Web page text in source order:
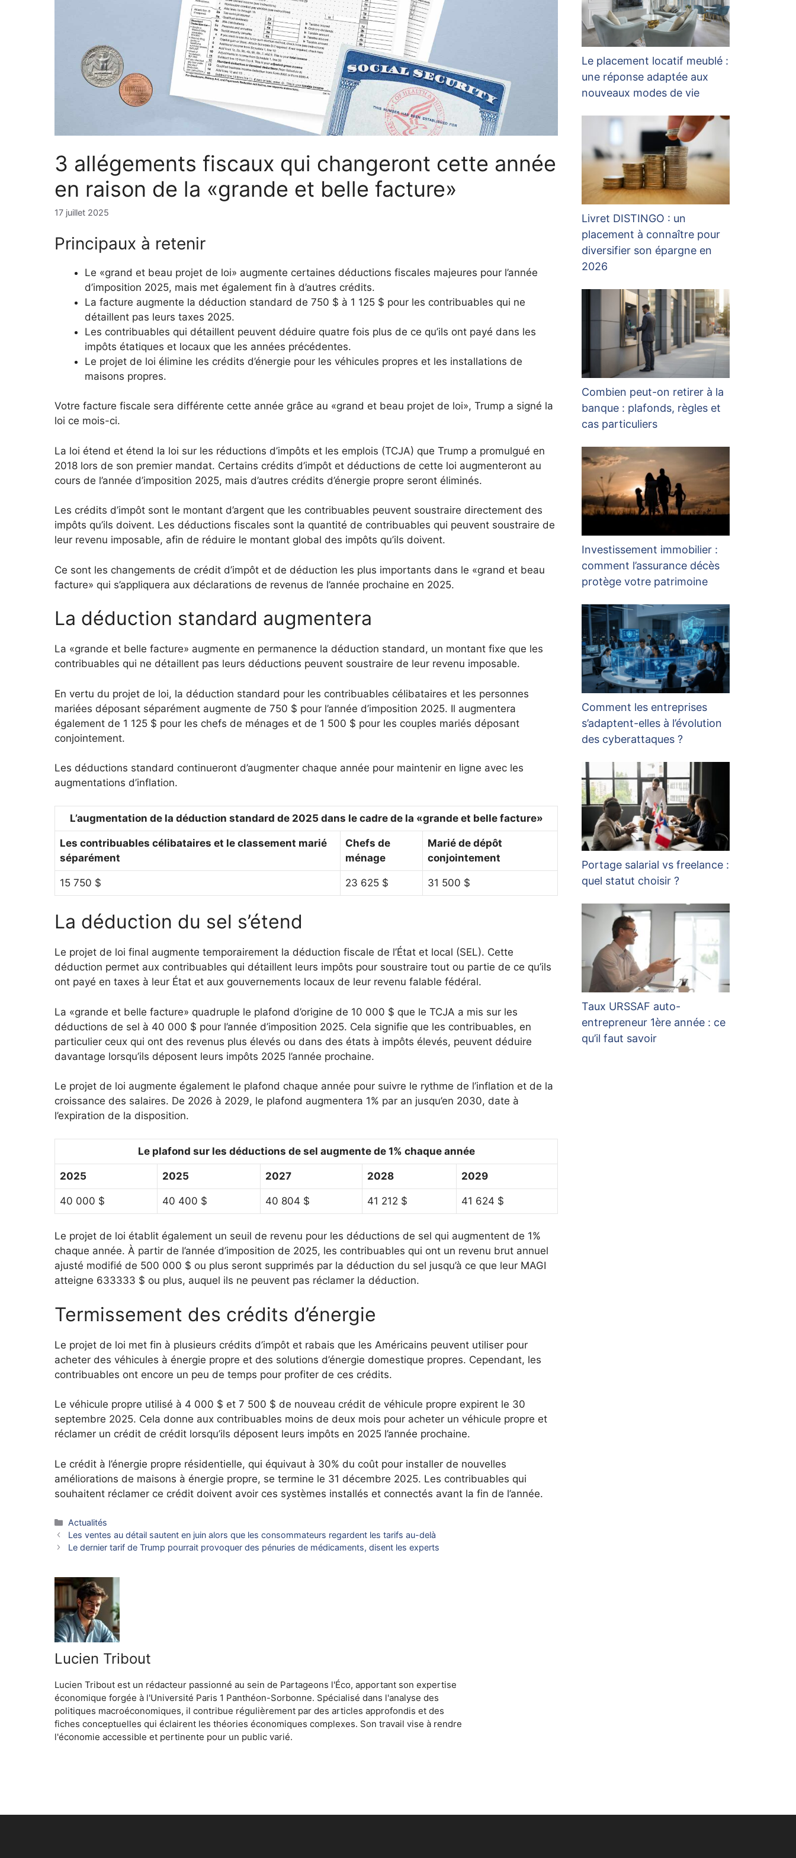
3 allégements fiscaux qui changeront cette année
en raison de la «grande et belle facture»
17 juillet 2025
Principaux à retenir
Le «grand et beau projet de loi» augmente certaines déductions fiscales majeures pour l’année
d’imposition 2025, mais met également fin à d’autres crédits.
La facture augmente la déduction standard de 750 $ à 1 125 $ pour les contribuables qui ne
détaillent pas leurs taxes 2025.
Les contribuables qui détaillent peuvent déduire quatre fois plus de ce qu’ils ont payé dans les
impôts étatiques et locaux que les années précédentes.
Le projet de loi élimine les crédits d’énergie pour les véhicules propres et les installations de
maisons propres.
Votre facture fiscale sera différente cette année grâce au «grand et beau projet de loi», Trump a signé la
loi ce mois-ci.
La loi étend et étend la loi sur les réductions d’impôts et les emplois (TCJA) que Trump a promulgué en
2018 lors de son premier mandat. Certains crédits d’impôt et déductions de cette loi augmenteront au
cours de l’année d’imposition 2025, mais d’autres crédits d’énergie propre seront éliminés.
Les crédits d’impôt sont le montant d’argent que les contribuables peuvent soustraire directement des
impôts qu’ils doivent. Les déductions fiscales sont la quantité de contribuables qui peuvent soustraire de
leur revenu imposable, afin de réduire le montant global des impôts qu’ils doivent.
Ce sont les changements de crédit d’impôt et de déduction les plus importants dans le «grand et beau
facture» qui s’appliquera aux déclarations de revenus de l’année prochaine en 2025.
La déduction standard augmentera
La «grande et belle facture» augmente en permanence la déduction standard, un montant fixe que les
contribuables qui ne détaillent pas leurs déductions peuvent soustraire de leur revenu imposable.
En vertu du projet de loi, la déduction standard pour les contribuables célibataires et les personnes
mariées déposant séparément augmente de 750 $ pour l’année d’imposition 2025. Il augmentera
également de 1 125 $ pour les chefs de ménages et de 1 500 $ pour les couples mariés déposant
conjointement.
Les déductions standard continueront d’augmenter chaque année pour maintenir en ligne avec les
augmentations d’inflation.
L’augmentation de la déduction standard de 2025 dans le cadre de la «grande et belle facture»
Les contribuables célibataires et le classement marié
séparément
Chefs de
ménage
Marié de dépôt
conjointement
15 750 $ 23 625 $ 31 500 $
La déduction du sel s’étend
Le projet de loi final augmente temporairement la déduction fiscale de l’État et local (SEL). Cette
déduction permet aux contribuables qui détaillent leurs impôts pour soustraire tout ou partie de ce qu’ils
ont payé en taxes à leur État et aux gouvernements locaux de leur revenu falable fédéral.
La «grande et belle facture» quadruple le plafond d’origine de 10 000 $ que le TCJA a mis sur les
déductions de sel à 40 000 $ pour l’année d’imposition 2025. Cela signifie que les contribuables, en
particulier ceux qui ont des revenus plus élevés ou dans des états à impôts élevés, peuvent déduire
davantage lorsqu’ils déposent leurs impôts 2025 l’année prochaine.
Le projet de loi augmente également le plafond chaque année pour suivre le rythme de l’inflation et de la
croissance des salaires. De 2026 à 2029, le plafond augmentera 1% par an jusqu’en 2030, date à
l’expiration de la disposition.
Le plafond sur les déductions de sel augmente de 1% chaque année
2025 2025 2027 2028 2029
40 000 $ 40 400 $ 40 804 $ 41 212 $ 41 624 $
Le projet de loi établit également un seuil de revenu pour les déductions de sel qui augmentent de 1%
chaque année. À partir de l’année d’imposition de 2025, les contribuables qui ont un revenu brut annuel
ajusté modifié de 500 000 $ ou plus seront supprimés par la déduction du sel jusqu’à ce que leur MAGI
atteigne 633333 $ ou plus, auquel ils ne peuvent pas réclamer la déduction.
Termissement des crédits d’énergie
Le projet de loi met fin à plusieurs crédits d’impôt et rabais que les Américains peuvent utiliser pour
acheter des véhicules à énergie propre et des solutions d’énergie domestique propres. Cependant, les
contribuables ont encore un peu de temps pour profiter de ces crédits.
Le véhicule propre utilisé à 4 000 $ et 7 500 $ de nouveau crédit de véhicule propre expirent le 30
septembre 2025. Cela donne aux contribuables moins de deux mois pour acheter un véhicule propre et
réclamer un crédit de crédit lorsqu’ils déposent leurs impôts en 2025 l’année prochaine.
Le crédit à l’énergie propre résidentielle, qui équivaut à 30% du coût pour installer de nouvelles
améliorations de maisons à énergie propre, se termine le 31 décembre 2025. Les contribuables qui
souhaitent réclamer ce crédit doivent avoir ces systèmes installés et connectés avant la fin de l’année.
Catégories
Actualités
Les ventes au détail sautent en juin alors que les consommateurs regardent les tarifs au-delà
Le dernier tarif de Trump pourrait provoquer des pénuries de médicaments, disent les experts
Lucien Tribout
Lucien Tribout est un rédacteur passionné au sein de Partageons l'Éco, apportant son expertise
économique forgée à l'Université Paris 1 Panthéon-Sorbonne. Spécialisé dans l'analyse des
politiques macroéconomiques, il contribue régulièrement par des articles approfondis et des
fiches conceptuelles qui éclairent les théories économiques complexes. Son travail vise à rendre
l'économie accessible et pertinente pour un public varié.
Le placement locatif meublé :
une réponse adaptée aux
nouveaux modes de vie
Livret DISTINGO : un
placement à connaître pour
diversifier son épargne en
2026
Combien peut-on retirer à la
banque : plafonds, règles et
cas particuliers
Investissement immobilier :
comment l’assurance décès
protège votre patrimoine
Comment les entreprises
s’adaptent-elles à l’évolution
des cyberattaques ?
Portage salarial vs freelance :
quel statut choisir ?
Taux URSSAF auto-
entrepreneur 1ère année : ce
qu’il faut savoir